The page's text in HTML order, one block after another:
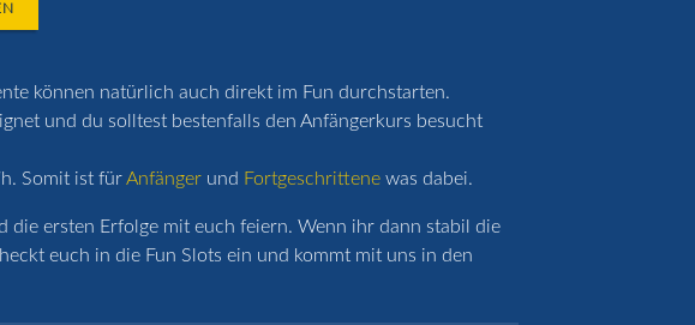
können natürlich auch direkt im Fun durchstarten.
und du solltest bestenfalls den Anfängerkurs besucht
Somit ist fürAnfänger und Fortgeschrittene was dabei.
ersten Erfolge mit euch feiern. Wenn ihr dann stabil die
euch in die Fun Slots ein und kommt mit uns in den